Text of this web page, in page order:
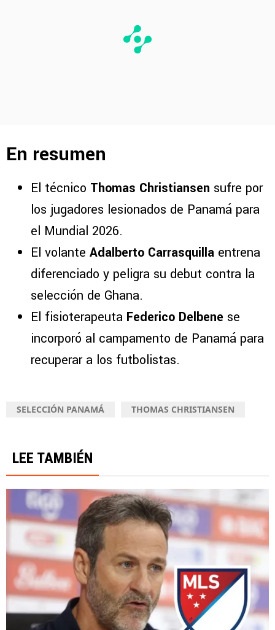
En resumen
El técnico Thomas Christiansen sufre por
los jugadores lesionados de Panamá para
el Mundial 2026.
El volante Adalberto Carrasquilla entrena
diferenciado y peligra su debut contra la
selección de Ghana.
El fisioterapeuta Federico Delbene se
incorporó al campamento de Panamá para
recuperar a los futbolistas.
SELECCIÓN PANAMÁ THOMAS CHRISTIANSEN
LEE TAMBIÉN